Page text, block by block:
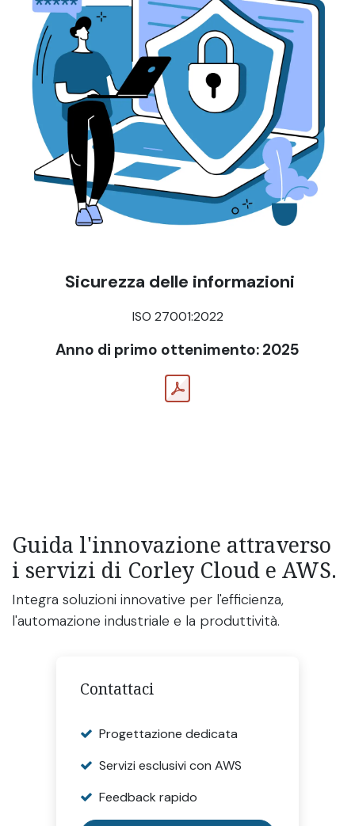
Sicurezza delle informazioni
ISO 27001:2022
Anno di primo ottenimento: 2025
Guida l'innovazione attraverso
i servizi di Corley Cloud e AWS.
Integra soluzioni innovative per l'efficienza,
l'automazione industriale e la produttività.
Contattaci
Progettazione dedicata
Servizi esclusivi con AWS
Feedback rapido